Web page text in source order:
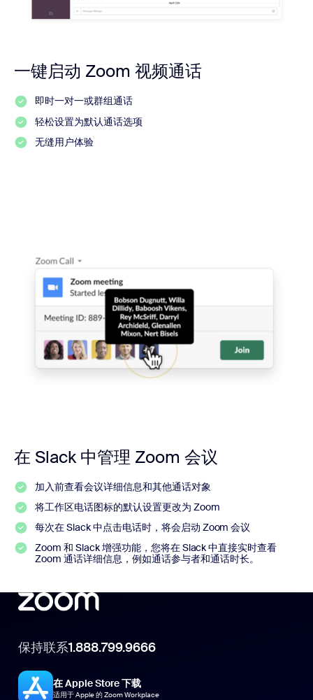
一键启动 Zoom 视频通话
即时一对一或群组通话
轻松设置为默认通话选项
无缝用户体验
在 Slack 中管理 Zoom 会议
加入前查看会议详细信息和其他通话对象
将工作区电话图标的默认设置更改为 Zoom
每次在 Slack 中点击电话时，将会启动 Zoom 会议
Zoom 和 Slack 增强功能，您将在 Slack 中直接实时查看
Zoom 通话详细信息，例如通话参与者和通话时长。
保持联系1.888.799.9666
在 Apple Store 下载
适用于 Apple 的 Zoom Workplace